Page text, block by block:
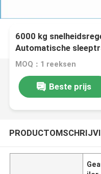
6000 kg
Automatische
MOQ：1 reeksen
Beste prijs